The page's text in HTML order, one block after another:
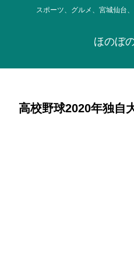
スポーツ、グルメ、宮城仙台
ほのぼ
高校野球2020年独自